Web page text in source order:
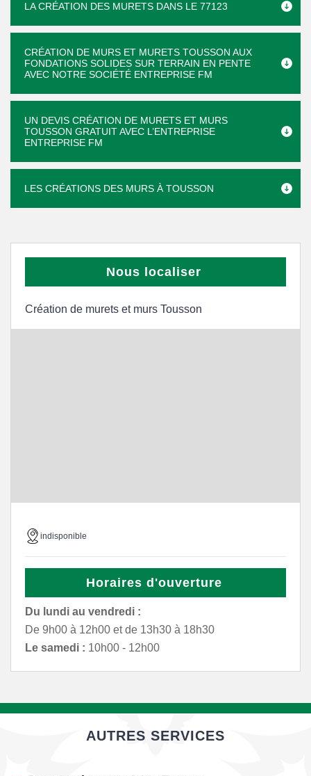
LA CRÉATION DES MURETS DANS LE 77123
CRÉATION DE MURS ET MURETS TOUSSON AUX
FONDATIONS SOLIDES SUR TERRAIN EN PENTE
AVEC NOTRE SOCIÉTÉ ENTREPRISE FM
UN DEVIS CRÉATION DE MURETS ET MURS
TOUSSON GRATUIT AVEC L’ENTREPRISE
ENTREPRISE FM
LES CRÉATIONS DES MURS À TOUSSON
Nous localiser
Création de murets et murs Tousson
indisponible
Horaires d'ouverture
Du lundi au vendredi :
De 9h00 à 12h00 et de 13h30 à 18h30
Le samedi : 10h00 - 12h00
AUTRES SERVICES